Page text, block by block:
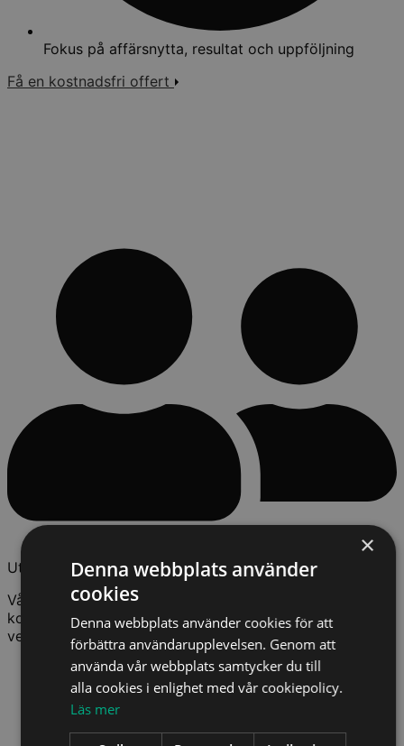
Fokus på affärsnytta, resultat och uppföljning
Få en kostnadsfri offert
Utbildare som arbetar i branschen
Våra föreläsare är yrkesverksamma experter som
kombinerar teori med praktiska insikter från
verkligheten.
×
Denna webbplats använder
cookies
Denna webbplats använder cookies för att
förbättra användarupplevelsen. Genom att
använda vår webbplats samtycker du till
alla cookies i enlighet med vår cookiepolicy.
Läs mer